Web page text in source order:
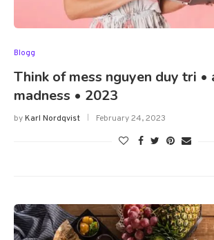
Blogg
Think of mess nguyen duy tri •
madness • 2023
byKarl Nordqvist February 24, 2023